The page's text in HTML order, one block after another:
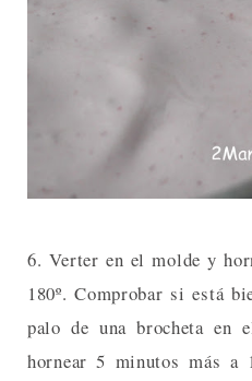
6. Verter en el molde y
180º. Comprobar si está
palo de una brocheta en
hornear 5 minutos más a